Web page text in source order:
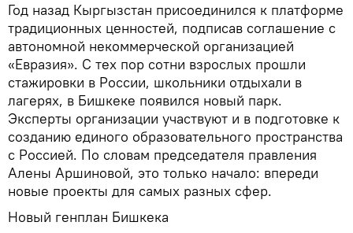
Год назад Кыргызстан присоединился к платформе
традиционных ценностей, подписав соглашение с
автономной некоммерческой организацией
«Евразия». С тех пор сотни взрослых прошли
стажировки в России, школьники отдыхали в
лагерях, в Бишкеке появился новый парк.
Эксперты организации участвуют и в подготовке к
созданию единого образовательного пространства
с Россией. По словам председателя правления
Алены Аршиновой, это только начало: впереди
новые проекты для самых разных сфер.
Новый генплан Бишкека